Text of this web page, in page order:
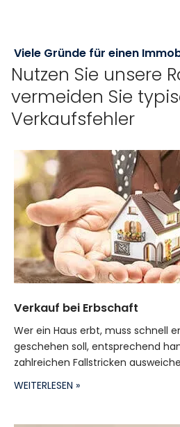
Viele Gründe für einen
Nutzen Sie unsere
vermeiden Sie
Verkaufsfehler
Verkauf bei Erbschaft
Wer ein Haus erbt, muss schnell
geschehen soll, entsprechend
zahlreichen Fallstricken
WEITERLESEN »